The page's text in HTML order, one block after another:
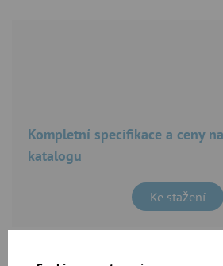
Kompletní specifikace a ceny
katalogu
Ke stažení